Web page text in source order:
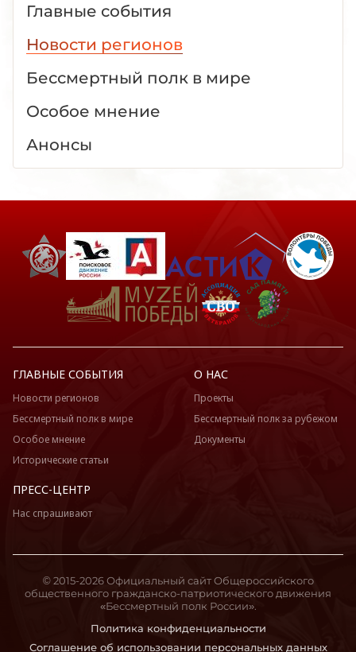
Главные события
Новости регионов
Бессмертный полк в мире
Особое мнение
Анонсы
ГЛАВНЫЕ СОБЫТИЯ
Новости регионов
Бессмертный полк в мире
Особое мнение
Исторические статьи
О НАС
Проекты
Бессмертный полк за рубежом
Документы
ПРЕСС-ЦЕНТР
Нас спрашивают
Политика конфиденциальности
Соглашение об использовании персональных данных
© 2015-2026 Официальный сайт Общероссийского
общественного гражданско-патриотического движения
«Бессмертный полк России».